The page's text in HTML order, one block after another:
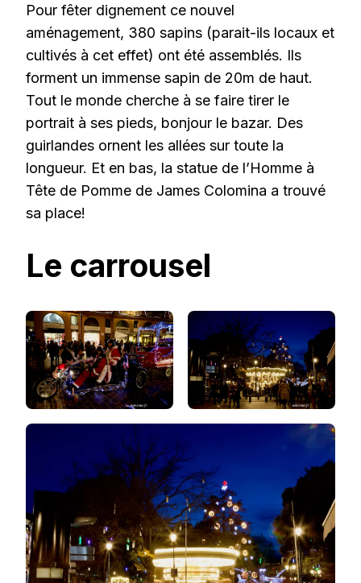
Pour fêter dignement ce nouvel
aménagement, 380 sapins (parait-ils locaux et
cultivés à cet effet) ont été assemblés. Ils
forment un immense sapin de 20m de haut.
Tout le monde cherche à se faire tirer le
portrait à ses pieds, bonjour le bazar. Des
guirlandes ornent les allées sur toute la
longueur. Et en bas, la statue de l’Homme à
Tête de Pomme de James Colomina a trouvé
sa place!
Le carrousel